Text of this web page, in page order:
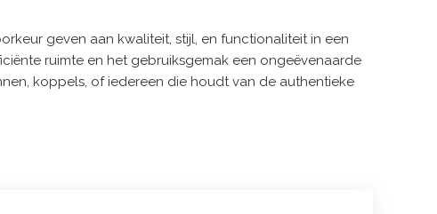
geven aan kwaliteit, stijl, en functionaliteit in een
ruimte en het gebruiksgemak een ongeëvenaarde
koppels, of iedereen die houdt van de authentieke